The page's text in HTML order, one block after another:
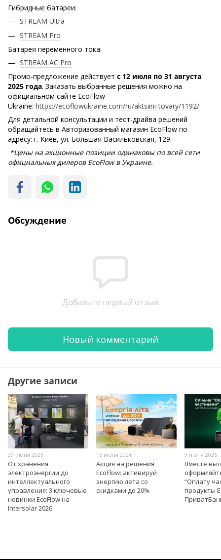
Гибридные батареи:
STREAM Ultra
STREAM Pro
Батарея переменного тока:
STREAM AC Pro
Промо-предложение действует с 12 июля по 31 августа
2025 года. Заказать выбранные решения можно на
официальном сайте EcoFlow
Ukraine: https://ecoflowukraine.com/ru/aktsiini-tovary/1192/
Для детальной консультации и тест-драйва решений
обращайтесь в Авторизованный магазин EcoFlow по
адресу: г. Киев, ул. Большая Васильковская, 129.
*Цены на акционные позиции одинаковы по всей сети
официальных дилеров EcoFlow в Украине.
Обсуждение
Добавьте первый отзыв
Новый комментарий
Другие записи
29 июня 2026
От хранения
электроэнергии до
интеллектуального
управления: 3 ключевые
новинки EcoFlow на
Intersolar 2026
15 июня 2026
Акция на решения
EcoFlow: активируй
энергию лета со
скидками до 20%
9 июня 2026
Вместе
“Оплату
продукты